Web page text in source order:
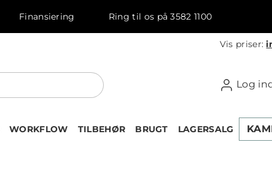
Finansiering Ring til os på 3582 1100
Vis priser:
Log
WORKFLOW TILBEHØR BRUGT LAGERSALG